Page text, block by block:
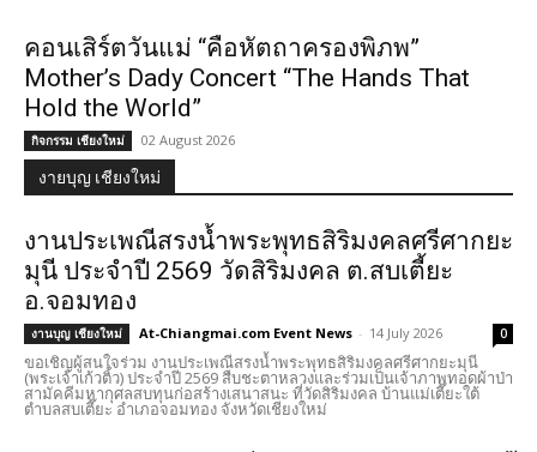
คอนเสิร์ตวันแม่ “คือหัตถาครองพิภพ”
Mother’s Dady Concert “The Hands That
Hold the World”
กิจกรรม เชียงใหม่ 02 August 2026
งายบุญ เชียงใหม่
งานประเพณีสรงน้ำพระพุทธสิริมงคลศรีศากยะ
มุนี ประจำปี 2569 วัดสิริมงคล ต.สบเตี้ยะ
อ.จอมทอง
งานบุญ เชียงใหม่ At-Chiangmai.com Event News - 14 July 2026 0
ขอเชิญผู้สนใจร่วม งานประเพณีสรงน้ำพระพุทธสิริมงคลศรีศากยะมุนี
(พระเจ้าเก้วติ้ว) ประจำปี 2569 สืบชะตาหลวงและร่วมเป็นเจ้าภาพทอดผ้าป่า
สามัคคีมหากุศลสบทุนก่อสร้างเสนาสนะ ที่วัดสิริมงคล บ้านแม่เตี๊ยะใต้
ตำบลสบเตี๊ยะ อำเภอจอมทอง จังหวัดเชียงใหม่